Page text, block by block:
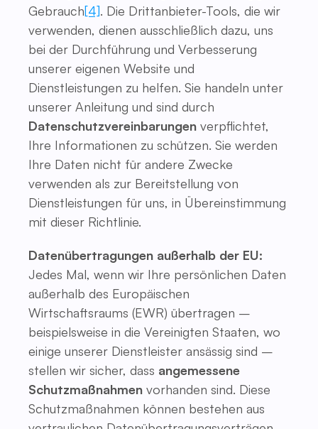
Gebrauch[4]. Die Drittanbieter-Tools, die wir
verwenden, dienen ausschließlich dazu, uns
bei der Durchführung und Verbesserung
unserer eigenen Website und
Dienstleistungen zu helfen. Sie handeln unter
unserer Anleitung und sind durch
Datenschutzvereinbarungen verpflichtet,
Ihre Informationen zu schützen. Sie werden
Ihre Daten nicht für andere Zwecke
verwenden als zur Bereitstellung von
Dienstleistungen für uns, in Übereinstimmung
mit dieser Richtlinie.
Datenübertragungen außerhalb der EU:
Jedes Mal, wenn wir Ihre persönlichen Daten
außerhalb des Europäischen
Wirtschaftsraums (EWR) übertragen –
beispielsweise in die Vereinigten Staaten, wo
einige unserer Dienstleister ansässig sind –
stellen wir sicher, dass angemessene
Schutzmaßnahmen vorhanden sind. Diese
Schutzmaßnahmen können bestehen aus